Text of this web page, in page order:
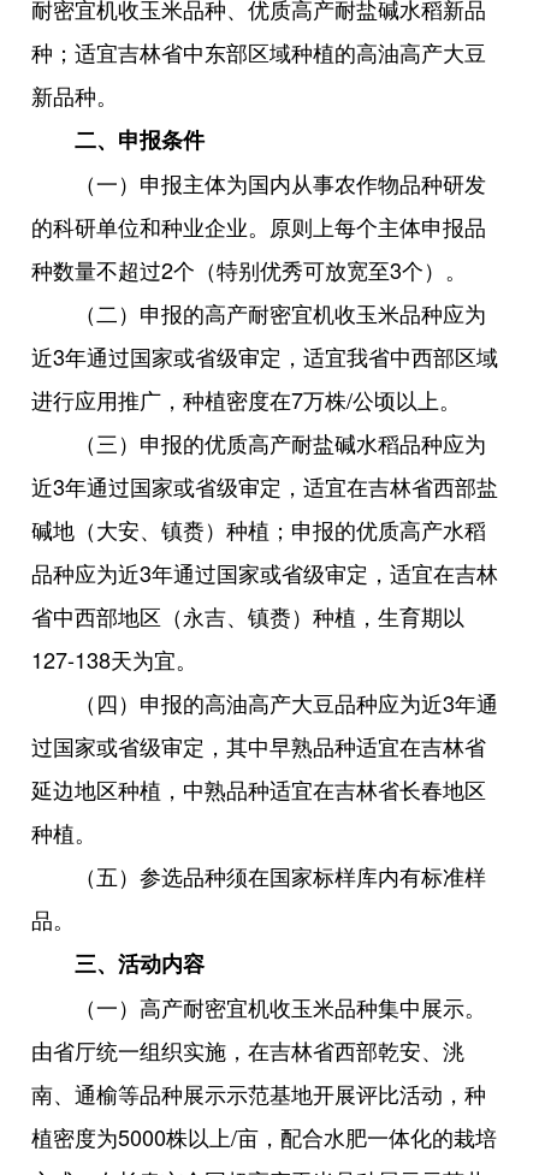
耐密宜机收玉米品种、优质高产耐盐碱水稻新品
种；适宜吉林省中东部区域种植的高油高产大豆
新品种。
二、申报条件
（一）申报主体为国内从事农作物品种研发
的科研单位和种业企业。原则上每个主体申报品
种数量不超过2个（特别优秀可放宽至3个）。
（二）申报的高产耐密宜机收玉米品种应为
近3年通过国家或省级审定，适宜我省中西部区域
进行应用推广，种植密度在7万株/公顷以上。
（三）申报的优质高产耐盐碱水稻品种应为
近3年通过国家或省级审定，适宜在吉林省西部盐
碱地（大安、镇赉）种植；申报的优质高产水稻
品种应为近3年通过国家或省级审定，适宜在吉林
省中西部地区（永吉、镇赉）种植，生育期以
127-138天为宜。
（四）申报的高油高产大豆品种应为近3年通
过国家或省级审定，其中早熟品种适宜在吉林省
延边地区种植，中熟品种适宜在吉林省长春地区
种植。
（五）参选品种须在国家标样库内有标准样
品。
三、活动内容
（一）高产耐密宜机收玉米品种集中展示。
由省厅统一组织实施，在吉林省西部乾安、洮
南、通榆等品种展示示范基地开展评比活动，种
植密度为5000株以上/亩，配合水肥一体化的栽培